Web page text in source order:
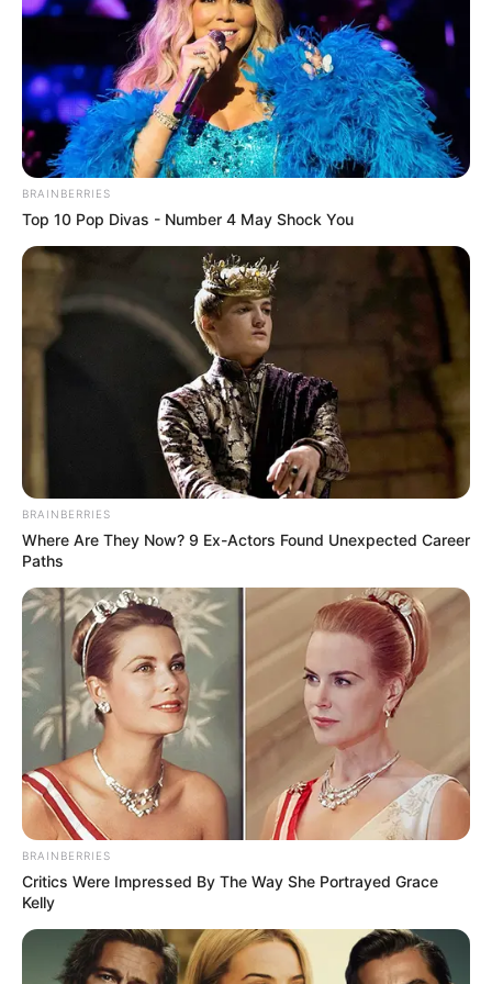
számos hivatalos rendezvényen jelen voltak a
miniszterrel, ahol a férje is vele volt. Az ilyen
alkalmak során gyakran előfordult, hogy a
miniszterről előnytelen, míg a Magyarról előnyös
képek mentek ki, természetesen Magyar
nyomására. A miniszter forrásunk szerint ezeket a
gerillaakciókat azért hagyta, mert meg akarta
hisztijétől, ami több mint kellemetlen volt mindenki
számára.
Láttam miniszter asszonyon, hogy feszélyezve érzi
magát a férje viselkedése miatt és egyszerűbbnek
érezte, ha ráhagy dolgokat, hogy elkerüljön egy
nagyobb hisztériát és a kollégáival szembeni
további atrocitásokat” – mondta.
Le kellett a külföldi utat mondani miatta: Éva arról
BRAINBERRIES
Top 10 Pop Divas - Number 4 May Shock You
BRAINBERRIES
Where Are They Now? 9 Ex-Actors Found Unexpected Career
Paths
BRAINBERRIES
Critics Were Impressed By The Way She Portrayed Grace
Kelly